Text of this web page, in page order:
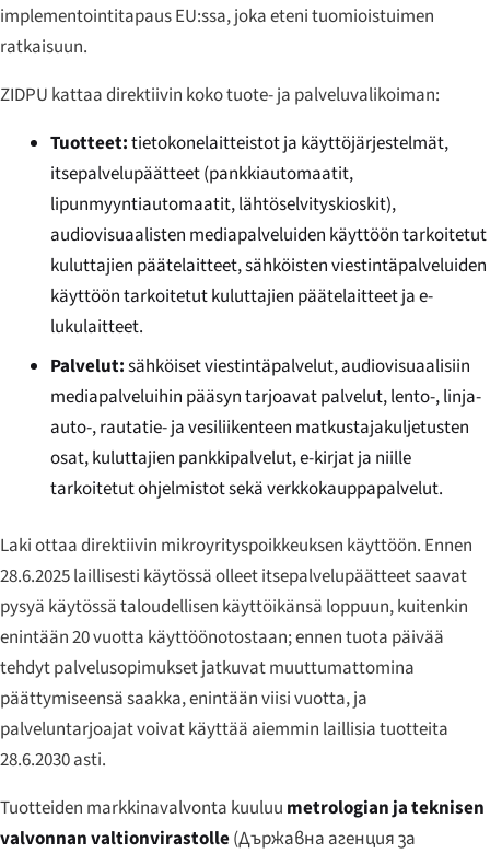
implementointitapaus EU:ssa, joka eteni tuomioistuimen
ratkaisuun.
ZIDPU kattaa direktiivin koko tuote- ja palveluvalikoiman:
Tuotteet:tietokonelaitteistot ja käyttöjärjestelmät,
itsepalvelupäätteet (pankkiautomaatit,
lipunmyyntiautomaatit, lähtöselvityskioskit),
audiovisuaalisten mediapalveluiden käyttöön tarkoitetut
kuluttajien päätelaitteet, sähköisten viestintäpalveluiden
käyttöön tarkoitetut kuluttajien päätelaitteet ja e-
lukulaitteet.
Palvelut:sähköiset viestintäpalvelut, audiovisuaalisiin
mediapalveluihin pääsyn tarjoavat palvelut, lento-, linja-
auto-, rautatie- ja vesiliikenteen matkustajakuljetusten
osat, kuluttajien pankkipalvelut, e-kirjat ja niille
tarkoitetut ohjelmistot sekä verkkokauppapalvelut.
Laki ottaa direktiivin mikroyrityspoikkeuksen käyttöön. Ennen
28.6.2025 laillisesti käytössä olleet itsepalvelupäätteet saavat
pysyä käytössä taloudellisen käyttöikänsä loppuun, kuitenkin
enintään 20 vuotta käyttöönotostaan; ennen tuota päivää
tehdyt palvelusopimukset jatkuvat muuttumattomina
päättymiseensä saakka, enintään viisi vuotta, ja
palveluntarjoajat voivat käyttää aiemmin laillisia tuotteita
28.6.2030 asti.
Tuotteiden markkinavalvonta kuuluu metrologian ja teknisen
valvonnan valtionvirastolle(Държавна агенция за